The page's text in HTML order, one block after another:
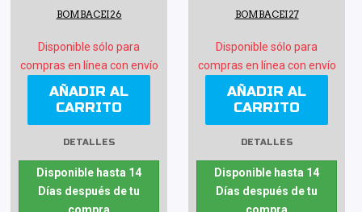
BOMBACEI26
Disponible sólo para
compras en línea con envío
AÑADIR AL
CARRITO
DETALLES
Disponible hasta 14
Días después de tu
BOMBACEI27
Disponible sólo para
compras en línea con envío
AÑADIR AL
CARRITO
DETALLES
Disponible hasta 14
Días después de tu